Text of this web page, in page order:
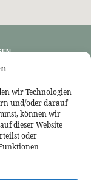
wir Technologien
und/oder darauf
können wir
dieser Website
oder